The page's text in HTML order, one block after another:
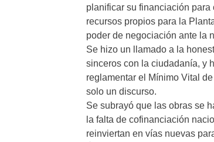
planificar su financiación
recursos propios para la
poder de negociación ante la
Se hizo un llamado a la
sinceros con la ciudadanía, y
reglamentar el Mínimo Vital
solo un discurso.
Se subrayó que las obras se
la falta de cofinanciación
reinviertan en vías nuevas